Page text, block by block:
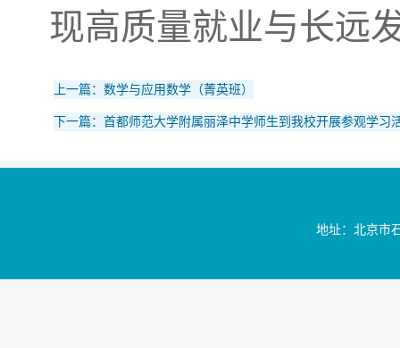
现高质量就业与长远
上一篇：数学与应用数学（菁英班）
下一篇：首都师范大学附属丽泽中学师生到我校开展参观学习
地址：北京市